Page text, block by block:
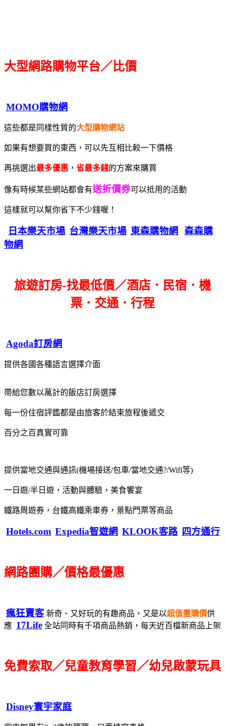
大型網路購物平台／比價
MOMO購物網
這些都是同樣性質的大型購物網站
如果有想要買的東西，可以先互相比較一下價格
再挑選出最多優惠 ， 省最多錢的方案來購買
像有時候某些網站都會有送折價券可以抵用的活動
這樣就可以幫你省下不少錢喔！
日本樂天市場 台灣樂天市場 東森購物網
森森購
物網
旅遊訂房-找最低價／酒店．民宿．機
票．交通．行程
Agoda訂房網
提供各國各種語言選擇介面
帶給您數以萬計的飯店訂房選擇
每一份住宿評鑑都是由旅客於結束旅程後遞交
百分之百真實可靠
提供當地交通與通訊(機場接送/包車/當地交通?/Wifi等)
一日遊/半日遊，活動與體驗，美食饗宴
鐵路周遊券，台鐵高鐵乘車券，景點門票等商品
Hotels.com Expedia智遊網 KLOOK客路 四方通行
網路團購／價格最優惠
瘋狂賣客 新奇、又好玩的有趣商品，又是以超值團購價供
應 17Life 全站同時有千項商品熱銷，每天近百檔新商品上架
免費索取／兒童教育學習／幼兒啟蒙玩具
Disney寰宇家庭